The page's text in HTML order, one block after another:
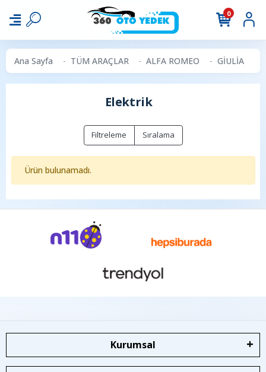
0
Ana Sayfa TÜM ARAÇLAR ALFA ROMEO GİULİA
Elektrik
Filtreleme Sıralama
Ürün bulunamadı.
Kurumsal